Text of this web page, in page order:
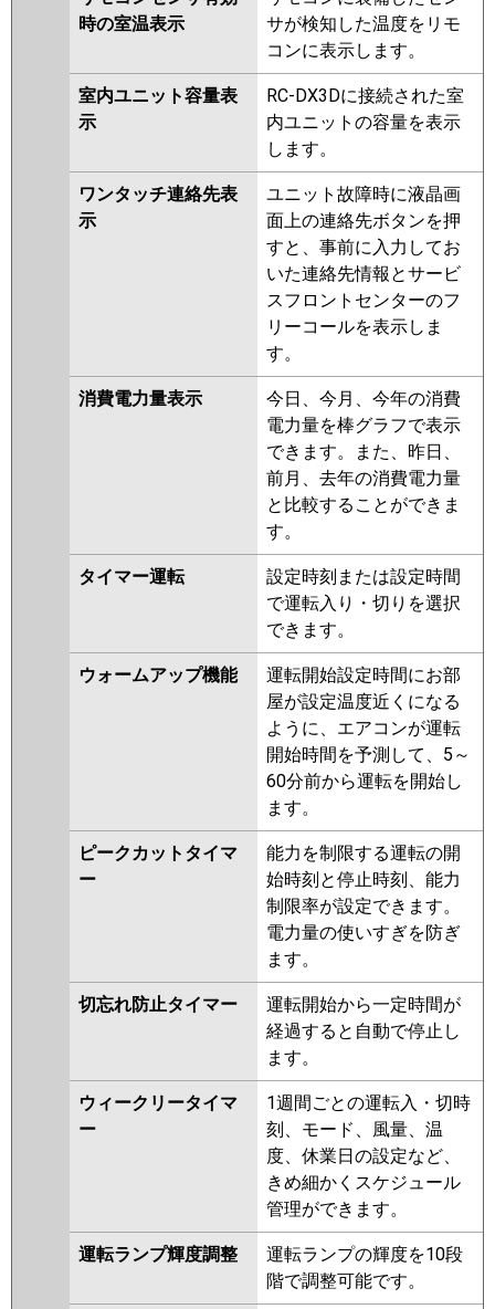
時の室温表示
サが検知した温度をリモ
コンに表示します。
室内ユニット容量表
示
RC-DX3Dに接続された室
内ユニットの容量を表示
します。
ワンタッチ連絡先表
示
ユニット故障時に液晶画
面上の連絡先ボタンを押
すと、事前に入力してお
いた連絡先情報とサービ
スフロントセンターのフ
リーコールを表示しま
す。
消費電力量表示
今日、今月、今年の消費
電力量を棒グラフで表示
できます。また、昨日、
前月、去年の消費電力量
と比較することができま
す。
タイマー運転
設定時刻または設定時間
で運転入り・切りを選択
できます。
ウォームアップ機能
運転開始設定時間にお部
屋が設定温度近くになる
ように、エアコンが運転
開始時間を予測して、5～
60分前から運転を開始し
ます。
ピークカットタイマ
ー
能力を制限する運転の開
始時刻と停止時刻、能力
制限率が設定できます。
電力量の使いすぎを防ぎ
ます。
切忘れ防止タイマー
運転開始から一定時間が
経過すると自動で停止し
ます。
ウィークリータイマ
ー
1週間ごとの運転入・切時
刻、モード、風量、温
度、休業日の設定など、
きめ細かくスケジュール
管理ができます。
運転ランプ輝度調整
運転ランプの輝度を10段
階で調整可能です。